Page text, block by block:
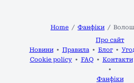
Home Фанфіки
Про сайт
Новини
Правила Блог
Cookie policy
FAQ Контакти
Фанфіки